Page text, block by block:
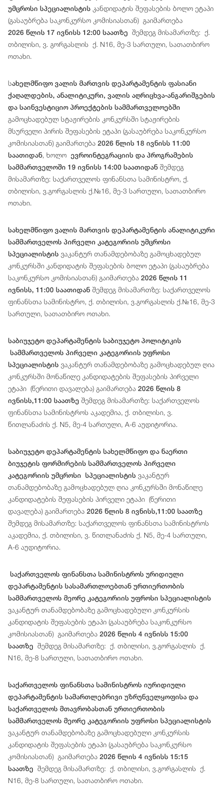
უმცროსი სპეციალისტის კანდიდატის შეფასების ბოლო ეტაპი
(გასაუბრება საკონკურსო კომისიასთან) გაიმართება
2026 წლის 17 ივნისს 12:00 საათზე შემდეგ მისამართზე: ქ.
თბილისი, ვ. გორგასლის ქ. N16, მე-3 სართული, სათათბირო
ოთახი.
სახელმწიფო ვალის მართვის დეპარტამენტის ფასიანი
ქაღალდების, ანალიტიკური, ვალის აღრიცხვა-ანგარიშგების
და საინვესტიციო პროექტების სამმართველოებში
გამოცხადებულ სტაჟირების კონკურსში სტაჟირების
მსურველი პირის შეფასების ეტაპი (გასაუბრება საკონკურსო
კომისიასთან) გაიმართება 2026 წლის 18 ივნისს 11:00
საათიდან, ხოლო ევროინტეგრაციის და პროგრამების
სამმართველოში 19 ივნისს 14:00 საათიდან შემდეგ
მისამართზე: საქართველოს ფინანსთა სამინისტრო, ქ.
თბილისი, ვ.გორგასლის ქ.№16, მე-3 სართული, სათათბირო
ოთახი.
სახელმწიფო ვალის მართვის დეპარტამენტის ანალიტიკური
სამმართველოს პირველი კატეგორიის უმცროსი
სპეციალისტის ვაკანტურ თანამდებობაზე გამოცხადებულ
კონკურსში კანდიდატის შეფასების ბოლო ეტაპი (გასაუბრება
საკონკურსო კომისიასთან) გაიმართება 2026 წლის 11
ივნისს, 11:00 საათიდან შემდეგ მისამართზე: საქართველოს
ფინანსთა სამინისტრო, ქ. თბილისი, ვ.გორგასლის ქ.№16, მე-3
სართული, სათათბირო ოთახი.
საბიუჯეტო დეპარტამენტის საბიუჯეტო პოლიტიკის
სამმართველოს პირველი კატეგორიის უფროსი
სპეციალისტის ვაკანტურ თანამდებობაზე გამოცხადებულ ღია
კონკურსში მონაწილე კანდიდატების შეფასების პირველი
ეტაპი (წერითი დავალება) გაიმართება 2026 წლის 8
ივნისს,11:00 საათზე შემდეგ მისამართზე: საქართველოს
ფინანსთა სამინისტროს აკადემია, ქ. თბილისი, ვ.
წითლანაძის ქ. N5, მე-4 სართული, A-6 აუდიტორია.
საბიუჯეტო დეპარტამენტის სახელმწიფო და ნაერთი
ბიუჯეტის ფორმირების სამმართველოს პირველი
კატეგორიის უმცროსი სპეციალისტის ვაკანტურ
თანამდებობაზე გამოცხადებულ ღია კონკურსში მონაწილე
კანდიდატების შეფასების პირველი ეტაპი (წერითი
დავალება) გაიმართება 2026 წლის 8 ივნისს,11:00 საათზე
შემდეგ მისამართზე: საქართველოს ფინანსთა სამინისტროს
აკადემია, ქ. თბილისი, ვ. წითლანაძის ქ. N5, მე-4 სართული,
A-6 აუდიტორია.
საქართველოს ფინანსთა სამინისტროს ურიდიული
დეპარტამენტის სასამართლოებთან ურთიერთობის
სამმართველოს მეორე კატეგორიის უფროსი სპეციალისტის
ვაკანტურ თანამდებობაზე გამოცხადებული კონკურსის
კანდიდატის შეფასების ეტაპი (გასაუბრება საკონკურსო
კომისიასთან) გაიმართება 2026 წლის 4 ივნისს 15:00
საათზე შემდეგ მისამართზე: ქ. თბილისი, ვ.გორგასლის ქ.
N16, მე-8 სართული, სათათბირო ოთახი.
საქართველოს ფინანსთა სამინისტროს იურიდიული
დეპარტამენტის სამართლებრივი უზრუნველყოფისა და
საქართველოს მთავრობასთან ურთიერთობის
სამმართველოს მეორე კატეგორიის უფროსი სპეციალისტის
ვაკანტურ თანამდებობაზე გამოცხადებული კონკურსის
კანდიდატის შეფასების ეტაპი (გასაუბრება საკონკურსო
კომისიასთან) გაიმართება 2026 წლის 4 ივნისს 15:15
საათზე შემდეგ მისამართზე: ქ. თბილისი, ვ.გორგასლის ქ.
N16, მე-8 სართული, სათათბირო ოთახი.